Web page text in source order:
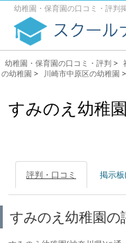
幼稚園・保育園の口コミ・評判
幼稚園・保育園の口コミ・評判 >
の幼稚園 > 川崎市中原区の幼稚園 >
すみのえ幼稚
評判・口コミ 掲示
すみのえ幼稚園の